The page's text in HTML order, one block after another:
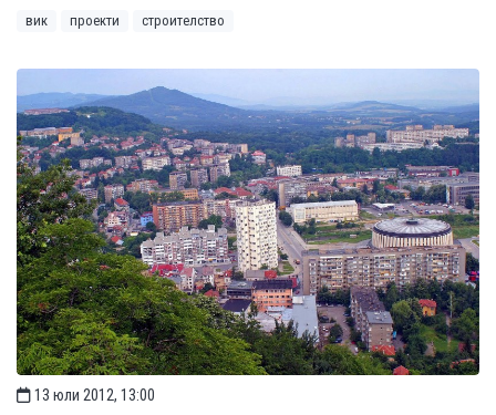
вик проекти строителство
13 юли 2012, 13:00